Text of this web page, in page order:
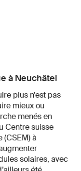
à Neuchâtel
plus n’est pas
mieux ou
menés en
Centre suisse
à
solaires, avec